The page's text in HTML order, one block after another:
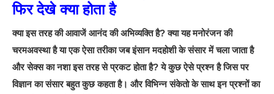
फिर देखे क्या होता है
क्या इस तरह की आवाजें आनंद की अभिव्यक्ति है? क्या यह मनोरंजन की
चरमअवस्था है या एक ऐसा तरीका जब इंसान मदहोशी के संसार में चला जाता है
और सेक्स का नशा इस तरह से प्रकट होता है? ये कुछ ऐसे प्रश्न है जिस पर
विज्ञान का संसार बहुत कुछ कहता है। और विभिन्न संकेतो के साथ इन प्रश्नों का